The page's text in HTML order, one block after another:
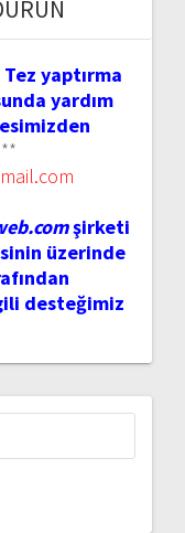
yaptırma
yardım
şirketi
üzerinde
desteğimiz